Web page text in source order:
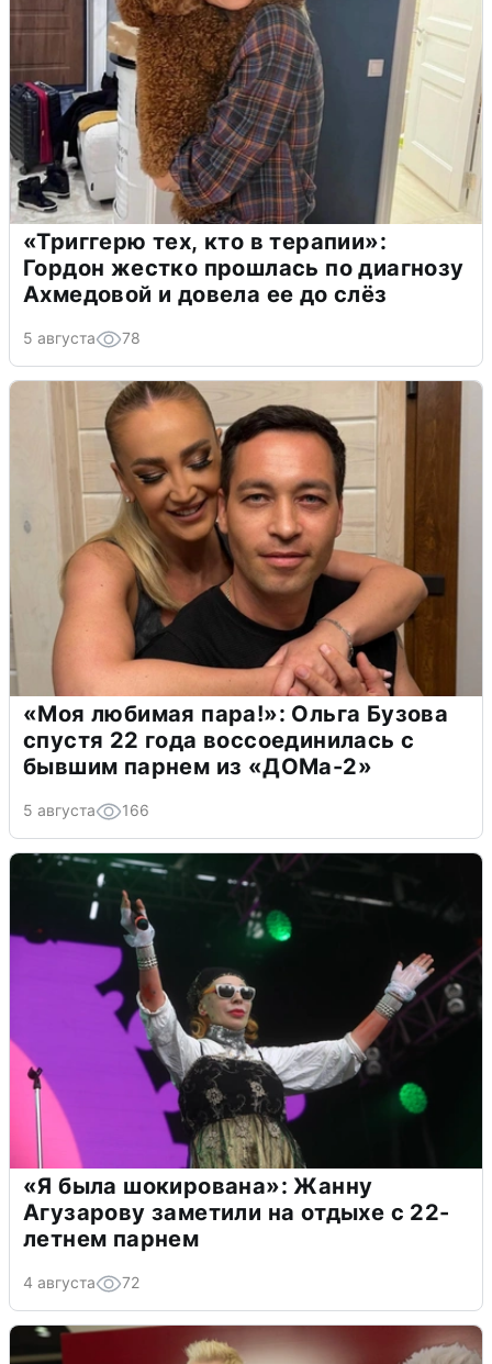
«Триггерю тех, кто в терапии»:
Гордон жестко прошлась по диагнозу
Ахмедовой и довела ее до слёз
5 августа 78
«Моя любимая пара!»: Ольга Бузова
спустя 22 года воссоединилась с
бывшим парнем из «ДОМа-2»
5 августа 166
«Я была шокирована»: Жанну
Агузарову заметили на отдыхе с 22-
летнем парнем
4 августа 72